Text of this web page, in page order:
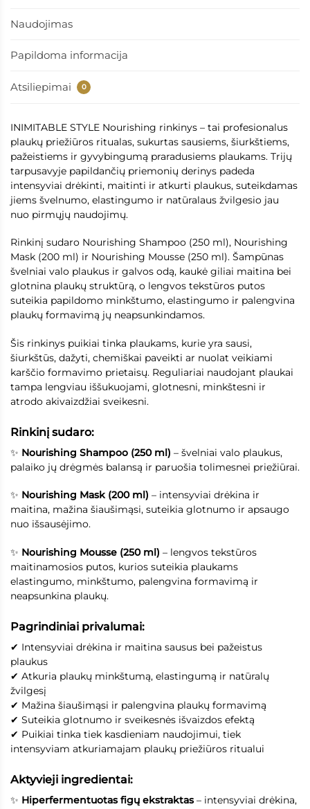
Naudojimas
Papildoma informacija
Atsiliepimai 0
INIMITABLE STYLE Nourishing rinkinys – tai profesionalus
plaukų priežiūros ritualas, sukurtas sausiems, šiurkštiems,
pažeistiems ir gyvybingumą praradusiems plaukams. Trijų
tarpusavyje papildančių priemonių derinys padeda
intensyviai drėkinti, maitinti ir atkurti plaukus, suteikdamas
jiems švelnumo, elastingumo ir natūralaus žvilgesio jau
nuo pirmųjų naudojimų.
Rinkinį sudaro Nourishing Shampoo (250 ml), Nourishing
Mask (200 ml) ir Nourishing Mousse (250 ml). Šampūnas
švelniai valo plaukus ir galvos odą, kaukė giliai maitina bei
glotnina plaukų struktūrą, o lengvos tekstūros putos
suteikia papildomo minkštumo, elastingumo ir palengvina
plaukų formavimą jų neapsunkindamos.
Šis rinkinys puikiai tinka plaukams, kurie yra sausi,
šiurkštūs, dažyti, chemiškai paveikti ar nuolat veikiami
karščio formavimo prietaisų. Reguliariai naudojant plaukai
tampa lengviau iššukuojami, glotnesni, minkštesni ir
atrodo akivaizdžiai sveikesni.
Rinkinį sudaro:
✨ Nourishing Shampoo (250 ml) – švelniai valo plaukus,
palaiko jų drėgmės balansą ir paruošia tolimesnei priežiūrai.
✨ Nourishing Mask (200 ml) – intensyviai drėkina ir
maitina, mažina šiaušimąsi, suteikia glotnumo ir apsaugo
nuo išsausėjimo.
✨ Nourishing Mousse (250 ml) – lengvos tekstūros
maitinamosios putos, kurios suteikia plaukams
elastingumo, minkštumo, palengvina formavimą ir
neapsunkina plaukų.
Pagrindiniai privalumai:
✔ Intensyviai drėkina ir maitina sausus bei pažeistus
plaukus
✔ Atkuria plaukų minkštumą, elastingumą ir natūralų
žvilgesį
✔ Mažina šiaušimąsi ir palengvina plaukų formavimą
✔ Suteikia glotnumo ir sveikesnės išvaizdos efektą
✔ Puikiai tinka tiek kasdieniam naudojimui, tiek
intensyviam atkuriamajam plaukų priežiūros ritualui
Aktyvieji ingredientai:
✨ Hiperfermentuotas figų ekstraktas– intensyviai drėkina,